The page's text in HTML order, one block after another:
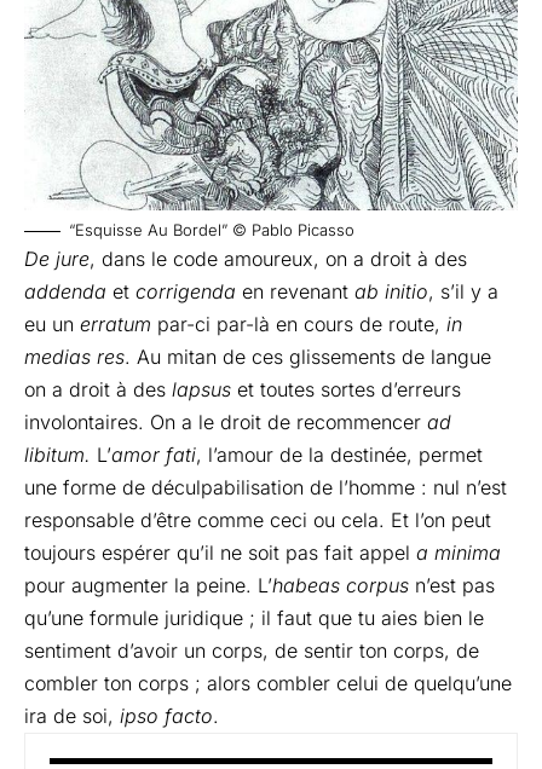
“Esquisse Au Bordel” © Pablo Picasso
De jure, dans le code amoureux, on a droit à des
addenda et corrigenda en revenant ab initio, s’il y a
eu un erratum par-ci par-là en cours de route, in
medias res. Au mitan de ces glissements de langue
on a droit à des lapsus et toutes sortes d’erreurs
involontaires. On a le droit de recommencer ad
libitum. L’amor fati, l’amour de la destinée, permet
une forme de déculpabilisation de l’homme : nul n’est
responsable d’être comme ceci ou cela. Et l’on peut
toujours espérer qu’il ne soit pas fait appel a minima
pour augmenter la peine. L’habeas corpus n’est pas
qu’une formule juridique ; il faut que tu aies bien le
sentiment d’avoir un corps, de sentir ton corps, de
combler ton corps ; alors combler celui de quelqu’une
ira de soi, ipso facto.